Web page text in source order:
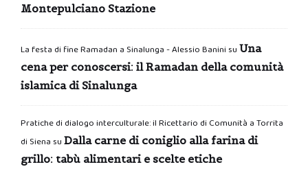
Montepulciano Stazione
La festa di fine Ramadan a Sinalunga - Alessio Banini su Una
cena per conoscersi: il Ramadan della comunità
islamica di Sinalunga
Pratiche di dialogo interculturale: il Ricettario di Comunità a Torrita
di Siena su Dalla carne di coniglio alla farina di
grillo: tabù alimentari e scelte etiche